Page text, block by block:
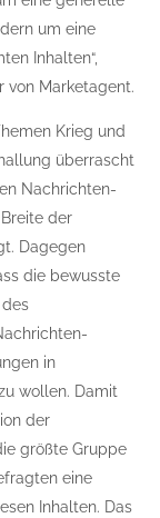
um eine
Inhalten“,
von Marketagent.
Krieg und
überrascht
Nachrichten-
der
Dagegen
die bewusste
in
wollen. Damit
der
größte Gruppe
eine
Inhalten. Das